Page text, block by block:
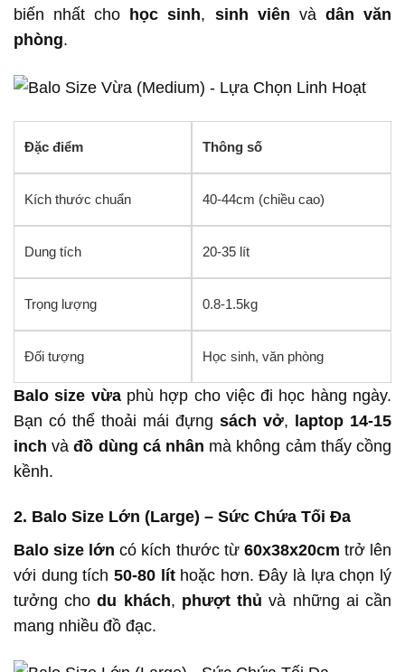
biến nhất cho
học sinh, sinh viên và dân văn
phòng.
Đặc điểm Thông số
Kích thước chuẩn 40-44cm (chiều cao)
Dung tích 20-35 lít
Trọng lượng 0.8-1.5kg
Đối tượng Học sinh, văn phòng
Balo size vừaphù hợp cho việc đi học hàng ngày.
Bạn có thể thoải mái đựng sách vở, laptop 14-15
inch vàđồ dùng cá nhân mà không cảm thấy cồng
kềnh.
2. Balo Size Lớn (Large) – Sức Chứa Tối Đa
Balo size lớn có kích thước từ 60x38x20cm trở lên
với dung tích 50-80 líthoặc hơn. Đây là lựa chọn lý
tưởng chodu khách, phượt thủ và những ai cần
mang nhiều đồ đạc.